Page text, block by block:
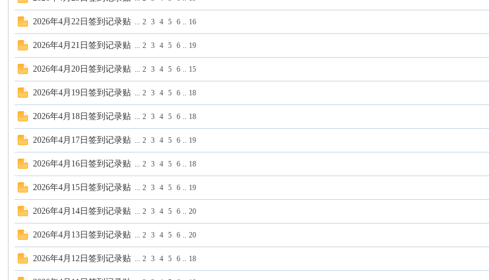
2026年4月22日签到记录贴 ... 2 3 4 5 6 .. 16
2026年4月21日签到记录贴 ... 2 3 4 5 6 .. 19
2026年4月20日签到记录贴 ... 2 3 4 5 6 .. 15
2026年4月19日签到记录贴 ... 2 3 4 5 6 .. 18
2026年4月18日签到记录贴 ... 2 3 4 5 6 .. 18
2026年4月17日签到记录贴 ... 2 3 4 5 6 .. 19
2026年4月16日签到记录贴 ... 2 3 4 5 6 .. 18
2026年4月15日签到记录贴 ... 2 3 4 5 6 .. 19
2026年4月14日签到记录贴 ... 2 3 4 5 6 .. 20
2026年4月13日签到记录贴 ... 2 3 4 5 6 .. 20
2026年4月12日签到记录贴 ... 2 3 4 5 6 .. 18